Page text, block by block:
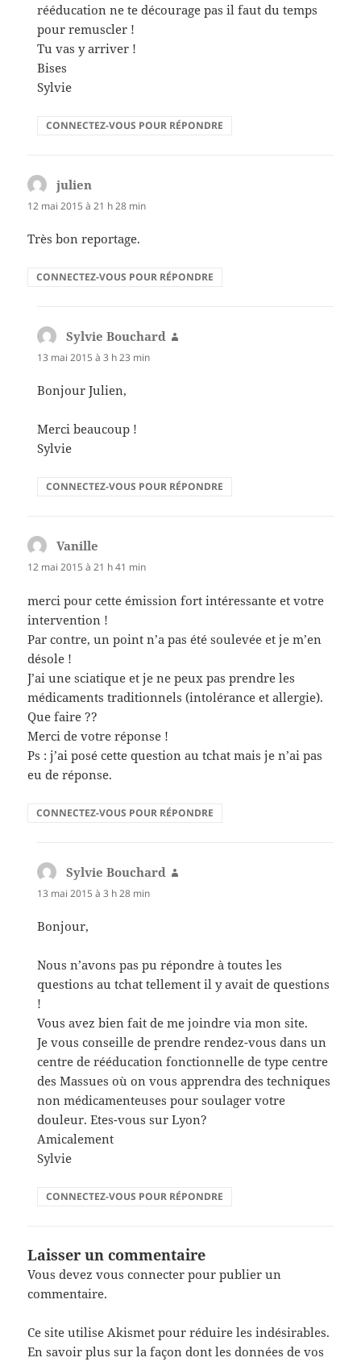
rééducation ne te décourage pas il faut du temps
pour remuscler !
Tu vas y arriver !
Bises
Sylvie
CONNECTEZ-VOUS POUR RÉPONDRE
julien
12 mai 2015 à 21 h 28 min
Très bon reportage.
CONNECTEZ-VOUS POUR RÉPONDRE
Sylvie Bouchard
13 mai 2015 à 3 h 23 min
Bonjour Julien,
Merci beaucoup !
Sylvie
CONNECTEZ-VOUS POUR RÉPONDRE
Vanille
12 mai 2015 à 21 h 41 min
merci pour cette émission fort intéressante et votre
intervention !
Par contre, un point n’a pas été soulevée et je m’en
désole !
J’ai une sciatique et je ne peux pas prendre les
médicaments traditionnels (intolérance et allergie).
Que faire ??
Merci de votre réponse !
Ps : j’ai posé cette question au tchat mais je n’ai pas
eu de réponse.
CONNECTEZ-VOUS POUR RÉPONDRE
Sylvie Bouchard
13 mai 2015 à 3 h 28 min
Bonjour,
Nous n’avons pas pu répondre à toutes les
questions au tchat tellement il y avait de questions
!
Vous avez bien fait de me joindre via mon site.
Je vous conseille de prendre rendez-vous dans un
centre de rééducation fonctionnelle de type centre
des Massues où on vous apprendra des techniques
non médicamenteuses pour soulager votre
douleur. Etes-vous sur Lyon?
Amicalement
Sylvie
CONNECTEZ-VOUS POUR RÉPONDRE
Laisser un commentaire
Vous devezvous connecter pour publier un
commentaire.
Ce site utilise Akismet pour réduire les indésirables.
En savoir plus sur la façon dont les données de vos